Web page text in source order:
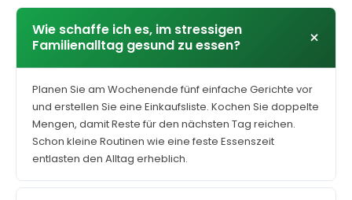
können
auf
der
gewählt
werden
Wie schaffe ich es, im stressigen
Familienalltag gesund zu essen?
+
Planen Sie am Wochenende fünf einfache Gerichte vor
und erstellen Sie eine Einkaufsliste. Kochen Sie doppelte
Mengen, damit Reste für den nächsten Tag reichen.
Schon kleine Routinen wie eine feste Essenszeit
entlasten den Alltag erheblich.